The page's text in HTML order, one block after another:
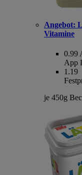
Angebot:
Vitamine
0.99
App
1.19
je 450g